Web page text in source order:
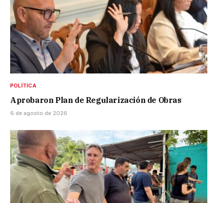
POLÍTICA
Aprobaron Plan de Regularización de Obras
6 de agosto de 2026